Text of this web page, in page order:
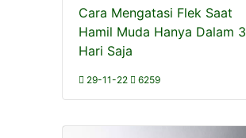
Cara Mengatasi Flek Saat
Hamil Muda Hanya Dalam 3
Hari Saja
29-11-22 6259